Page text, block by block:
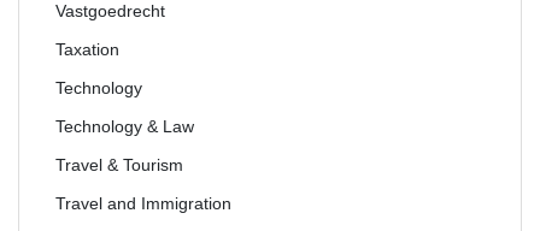
Vastgoedrecht
Taxation
Technology
Technology & Law
Travel & Tourism
Travel and Immigration